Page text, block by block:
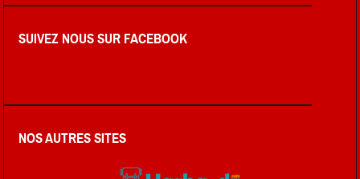
SUIVEZ NOUS SUR FACEBOOK
NOS AUTRES SITES